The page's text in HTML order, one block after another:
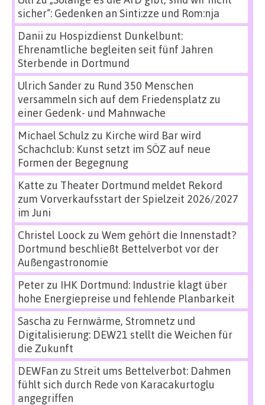
sicher“: Gedenken an Sinti:zze und Rom:nja
Danii zu Hospizdienst Dunkelbunt:
Ehrenamtliche begleiten seit fünf Jahren
Sterbende in Dortmund
Ulrich Sanderzu Rund 350 Menschen
versammeln sich auf dem Friedensplatz zu
einer Gedenk- und Mahnwache
Michael Schulz zu Kirche wird Bar wird
Schachclub: Kunst setzt im SÖZ auf neue
Formen der Begegnung
Katte zu Theater Dortmund meldet Rekord
zum Vorverkaufsstart der Spielzeit 2026/2027
im Juni
Christel Loock zu Wem gehört die Innenstadt?
Dortmund beschließt Bettelverbot vor der
Außengastronomie
Peterzu IHK Dortmund: Industrie klagt über
hohe Energiepreise und fehlende Planbarkeit
Sascha zu Fernwärme, Stromnetz und
Digitalisierung: DEW21 stellt die Weichen für
die Zukunft
DEWFan zu Streit ums Bettelverbot: Dahmen
fühlt sich durch Rede von Karacakurtoglu
angegriffen